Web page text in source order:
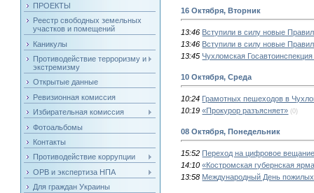
ПРОЕКТЫ
Реестр свободных земельных
участков и помещений
Каникулы
Противодействие терроризму и
экстремизму
Открытые данные
Ревизионная комиссия
Избирательная комиссия
Фотоальбомы
Контакты
Противодействие коррупции
ОРВ и экспертиза НПА
Для граждан Украины
16 Октября, Вторник
13:46 Вступили в силу новые
13:46 Вступили в силу новые
13:45 Чухломская
10 Октября, Среда
10:24 Грамотных пешеходов в
10:19 «Прокурор разъясняет» (0)
08 Октября, Понедельник
15:52 Переход на цифровое
14:10 «Костромская губернская
13:58 Международный День